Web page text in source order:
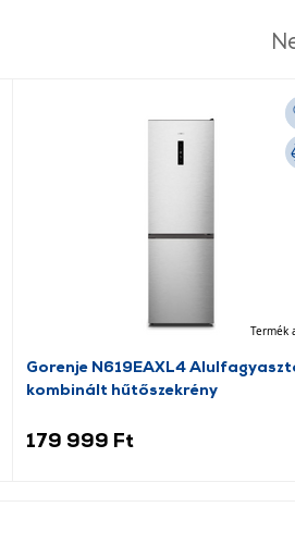
Termék
Gorenje N619EAXL4
kombinált hűtőszekrény
179 999 Ft